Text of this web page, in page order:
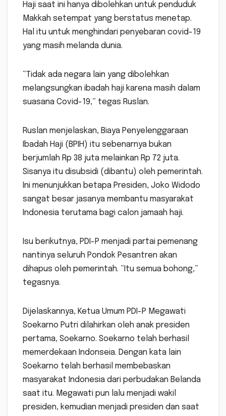
Haji saat ini hanya dibolehkan untuk penduduk
Makkah setempat yang berstatus menetap.
Hal itu untuk menghindari penyebaran covid-19
yang masih melanda dunia.
“Tidak ada negara lain yang dibolehkan
melangsungkan ibadah haji karena masih dalam
suasana Covid-19,” tegas Ruslan.
Ruslan menjelaskan, Biaya Penyelenggaraan
Ibadah Haji (BPIH) itu sebenarnya bukan
berjumlah Rp 38 juta melainkan Rp 72 juta.
Sisanya itu disubsidi (dibantu) oleh pemerintah.
Ini menunjukkan betapa Presiden, Joko Widodo
sangat besar jasanya membantu masyarakat
Indonesia terutama bagi calon jamaah haji.
Isu berikutnya, PDI-P menjadi partai pemenang
nantinya seluruh Pondok Pesantren akan
dihapus oleh pemerintah. “Itu semua bohong,”
tegasnya.
Dijelaskannya, Ketua Umum PDI-P Megawati
Soekarno Putri dilahirkan oleh anak presiden
pertama, Soekarno. Soekarno telah berhasil
memerdekaan Indonseia. Dengan kata lain
Soekarno telah berhasil membebaskan
masyarakat Indonesia dari perbudakan Belanda
saat itu. Megawati pun lalu menjadi wakil
presiden, kemudian menjadi presiden dan saat